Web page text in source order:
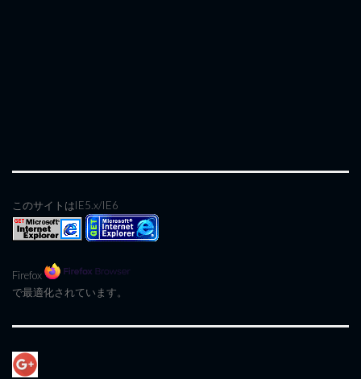
このサイトはIE5.x/IE6
Firefox
で最適化されています。